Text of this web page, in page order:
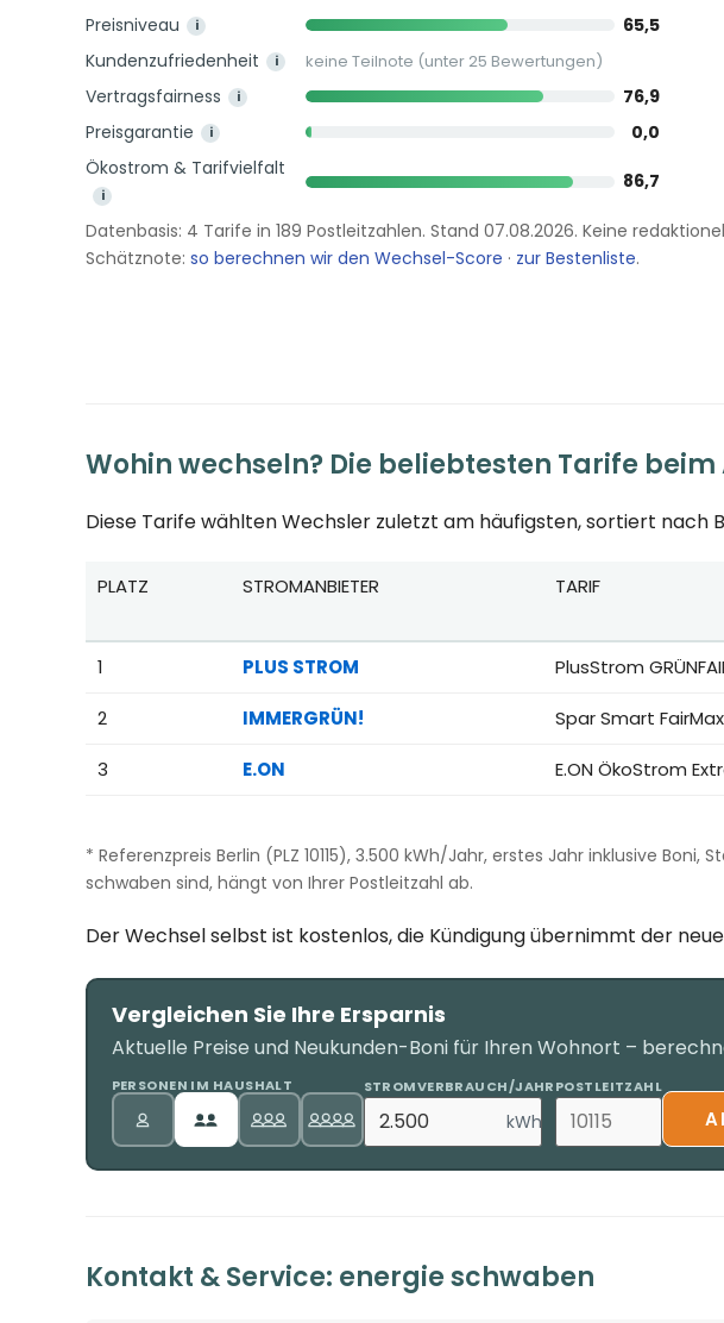
Preisniveau i
65,5
Kundenzufriedenheit
i keine Teilnote (unter 25 Bewertungen)
Vertragsfairness i
76,9
Preisgarantie
i
0,0
Ökostrom & Tarifvielfalt
i
86,7
Datenbasis: 4 Tarife in 189 Postleitzahlen. Stand 07.08.2026. Keine
Schätznote: so berechnen wir den Wechsel-Score · zur Bestenliste.
Wohin wechseln? Die beliebtesten Tarife
Diese Tarife wählten Wechsler zuletzt am häufigsten, sortiert nach
Beliebteste Tarife beim Anbieterwechsel; Referenzpreise für Berlin bei
PLATZ STROMANBIETER TARIF
1 PLUS STROM PlusStrom
2 IMMERGRÜN! Spar Smart FairMax
3 E.ON E.ON ÖkoStrom
* Referenzpreis Berlin (PLZ 10115), 3.500 kWh/Jahr, erstes Jahr inklusive
schwaben sind, hängt von Ihrer Postleitzahl ab.
Der Wechsel selbst ist kostenlos, die Kündigung übernimmt der
Vergleichen Sie Ihre Ersparnis
Aktuelle Preise und Neukunden-Boni für Ihren Wohnort –
PERSONEN IM HAUSHALT STROMVERBRAUCH/JAHR
kWh
POSTLEITZAHL
Kontakt & Service: energie schwaben